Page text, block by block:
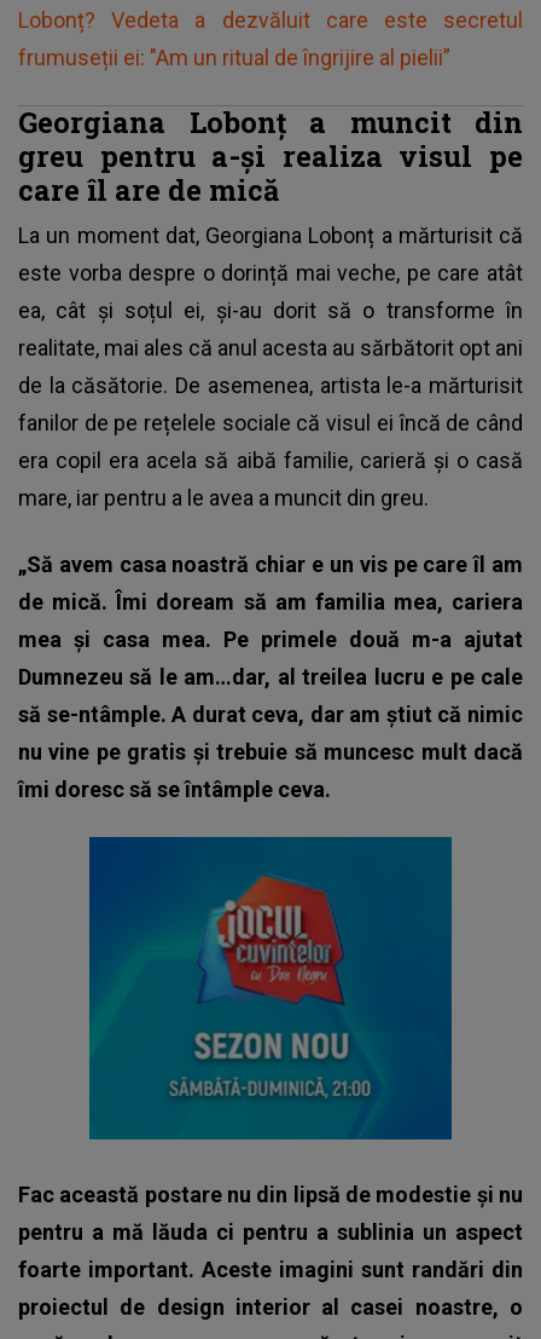
Lobonț? Vedeta a dezvăluit care este secretul
frumuseții ei: "Am un ritual de îngrijire al pielii”
Georgiana Lobonț a muncit din
greu pentru a-și realiza visul pe
care îl are de mică
La un moment dat, Georgiana Lobonț a mărturisit că
este vorba despre o dorință mai veche, pe care atât
ea, cât și soțul ei, și-au dorit să o transforme în
realitate, mai ales că anul acesta au sărbătorit opt ani
de la căsătorie. De asemenea, artista le-a mărturisit
fanilor de pe rețelele sociale că visul ei încă de când
era copil era acela să aibă familie, carieră și o casă
mare, iar pentru a le avea a muncit din greu.
„Să avem casa noastră chiar e un vis pe care îl am
de mică. Îmi doream să am familia mea, cariera
mea și casa mea. Pe primele două m-a ajutat
Dumnezeu să le am…dar, al treilea lucru e pe cale
să se-ntâmple. A durat ceva, dar am știut că nimic
nu vine pe gratis și trebuie să muncesc mult dacă
îmi doresc să se întâmple ceva.
Fac această postare nu din lipsă de modestie și nu
pentru a mă lăuda ci pentru a sublinia un aspect
foarte important. Aceste imagini sunt randări din
proiectul de design interior al casei noastre, o